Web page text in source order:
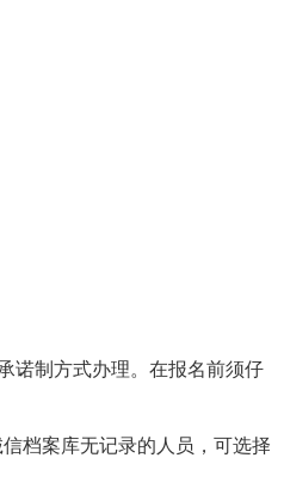
诺制方式办理。在报名前须仔
档案库无记录的人员，可选择